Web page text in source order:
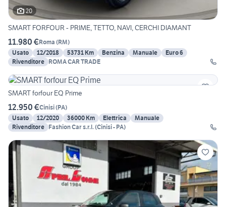
20
SMART FORFOUR - PRIME, TETTO, NAVI, CERCHI DIAMANT
11.980 €Roma (RM)
Usato
12/2018 53731 Km Benzina Manuale
Euro 6
Rivenditore ROMA CAR TRADE
SMART forfour EQ Prime
12.950 €Cinisi(PA)
Usato
12/2020 36000 Km Elettrica
Manuale
Rivenditore Fashion Car s.r.l. (Cinisi - PA)